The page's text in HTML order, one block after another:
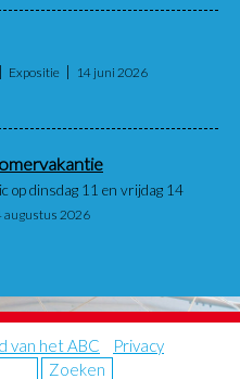
Expositie
14 juni 2026
op dinsdag 11 en vrijdag 14
augustus 2026
van het ABC
Privacy